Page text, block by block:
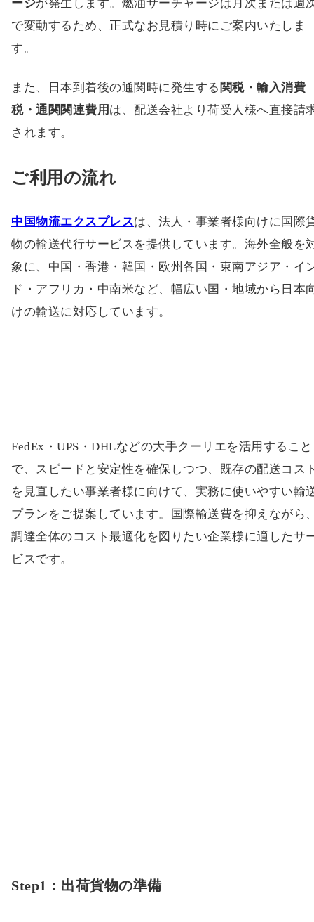
ージが発生します。燃油サーチャージは月次または週
で変動するため、正式なお見積り時にご案内いたしま
す。
また、日本到着後の通関時に発生する 関税・輸入消費
税・通関関連費用 は、配送会社より荷受人様へ直接請
されます。
ご利用の流れ
中国物流エクスプレスは、法人・事業者様向けに国際
物の輸送代行サービスを提供しています。海外全般を
象に、中国・香港・韓国・欧州各国・東南アジア・イ
ド・アフリカ・中南米など、幅広い国・地域から日本
けの輸送に対応しています。
FedEx・UPS・DHLなどの大手クーリエを活用すること
で、スピードと安定性を確保しつつ、既存の配送コス
を見直したい事業者様に向けて、実務に使いやすい輸
プランをご提案しています。国際輸送費を抑えながら
調達全体のコスト最適化を図りたい企業様に適したサ
ビスです。
Step1：出荷貨物の準備